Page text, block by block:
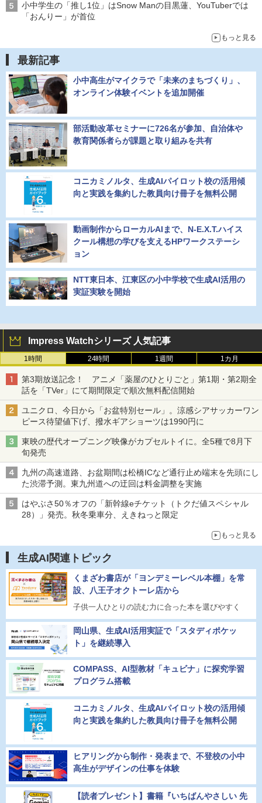
小中学生の「推し1位」はSnow Manの目黒蓮、YouTuberでは
「おんりー」が首位
もっと見る
最新記事
小中高生がマイクラで「未来のまちづくり」、
オンライン体験イベントを追加開催
部活動改革セミナーに726名が参加、自治体や
教育関係者らが課題と取り組みを共有
コニカミノルタ、生成AIパイロット校の活用傾
向と実践を集約した教員向け冊子を無料公開
動画制作からローカルAIまで、N-E.X.T.ハイス
クール構想の学びを支えるHPワークステーシ
ョン
NTT東日本、江東区の小中学校で生成AI活用の
実証実験を開始
Impress Watchシリーズ 人気記事
1時間 24時間 1週間 1カ月
第3期放送記念！ アニメ「薬屋のひとりごと」第1期・第2期全
話を「TVer」にて期間限定で順次無料配信開始
ユニクロ、今日から「お盆特別セール」。涼感シアサッカーワン
ピース待望値下げ、撥水ギアショーツは1990円に
東映の歴代オープニング映像がカプセルトイに。全5種で8月下
旬発売
九州の高速道路、お盆期間は松橋ICなど通行止め端末を先頭にし
た渋滞予測。東九州道への迂回は料金調整を実施
はやぶさ50％オフの「新幹線eチケット（トクだ値スペシャル
28）」発売。秋冬乗車分、えきねっと限定
もっと見る
生成AI関連トピック
くまざわ書店が「ヨンデミーレベル本棚」を常
設、八王子オクトーレ店から
子供一人ひとりの読む力に合った本を選びやすく
岡山県、生成AI活用実証で「スタディポケッ
ト」を継続導入
COMPASS、AI型教材「キュビナ」に探究学習
プログラム搭載
コニカミノルタ、生成AIパイロット校の活用傾
向と実践を集約した教員向け冊子を無料公開
ヒアリングから制作・発表まで、不登校の小中
高生がデザインの仕事を体験
【読者プレゼント】書籍『いちばんやさしい 先